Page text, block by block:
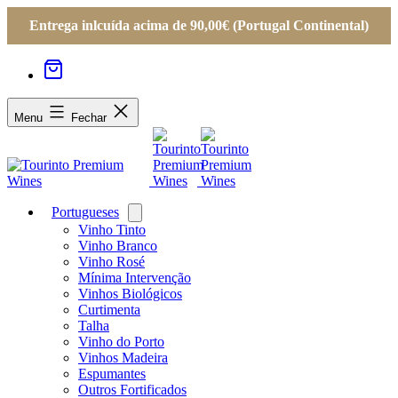
Entrega inlcuída acima de 90,00€ (Portugal Continental)
Menu Fechar
Portugueses
menu
Vinho Tinto
Vinho Branco
Vinho Rosé
Mínima Intervenção
Vinhos Biológicos
Curtimenta
Talha
Vinho do Porto
Vinhos Madeira
Espumantes
Outros Fortificados